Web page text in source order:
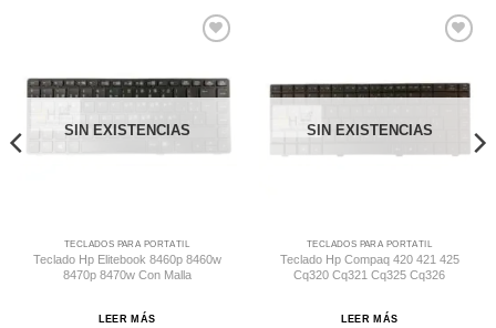
SIN EXISTENCIAS
TECLADOS PARA PORTÁTIL
Teclado Hp Elitebook 8460p 8460w
8470p 8470w Con Malla
LEER MÁS
SIN EXISTENCIAS
TECLADOS PARA PORTÁTIL
Teclado Hp Compaq 420 421 425
Cq320 Cq321 Cq325 Cq326
LEER MÁS